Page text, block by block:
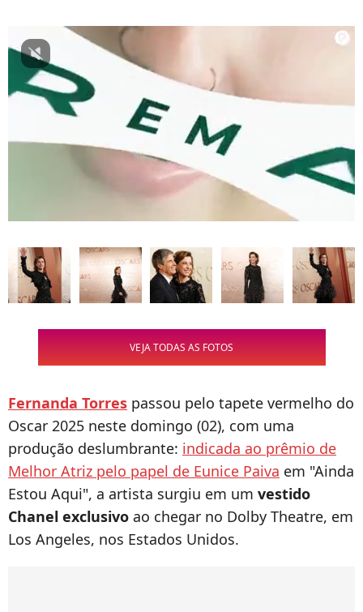
VEJA TODAS AS FOTOS
Fernanda Torres passou pelo tapete vermelho do
Oscar 2025 neste domingo (02), com uma
produção deslumbrante: indicada ao prêmio de
Melhor Atriz pelo papel de Eunice Paiva em "Ainda
Estou Aqui", a artista surgiu em um vestido
Chanel exclusivo ao chegar no Dolby Theatre, em
Los Angeles, nos Estados Unidos.